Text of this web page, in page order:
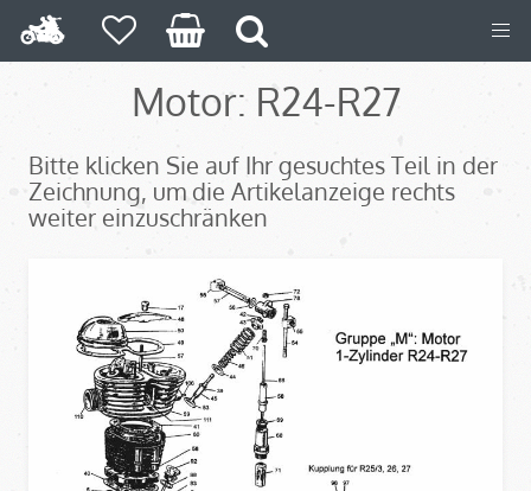
Motor: R24-R27
Bitte klicken Sie auf Ihr gesuchtes Teil in der
Zeichnung, um die Artikelanzeige rechts
weiter einzuschränken